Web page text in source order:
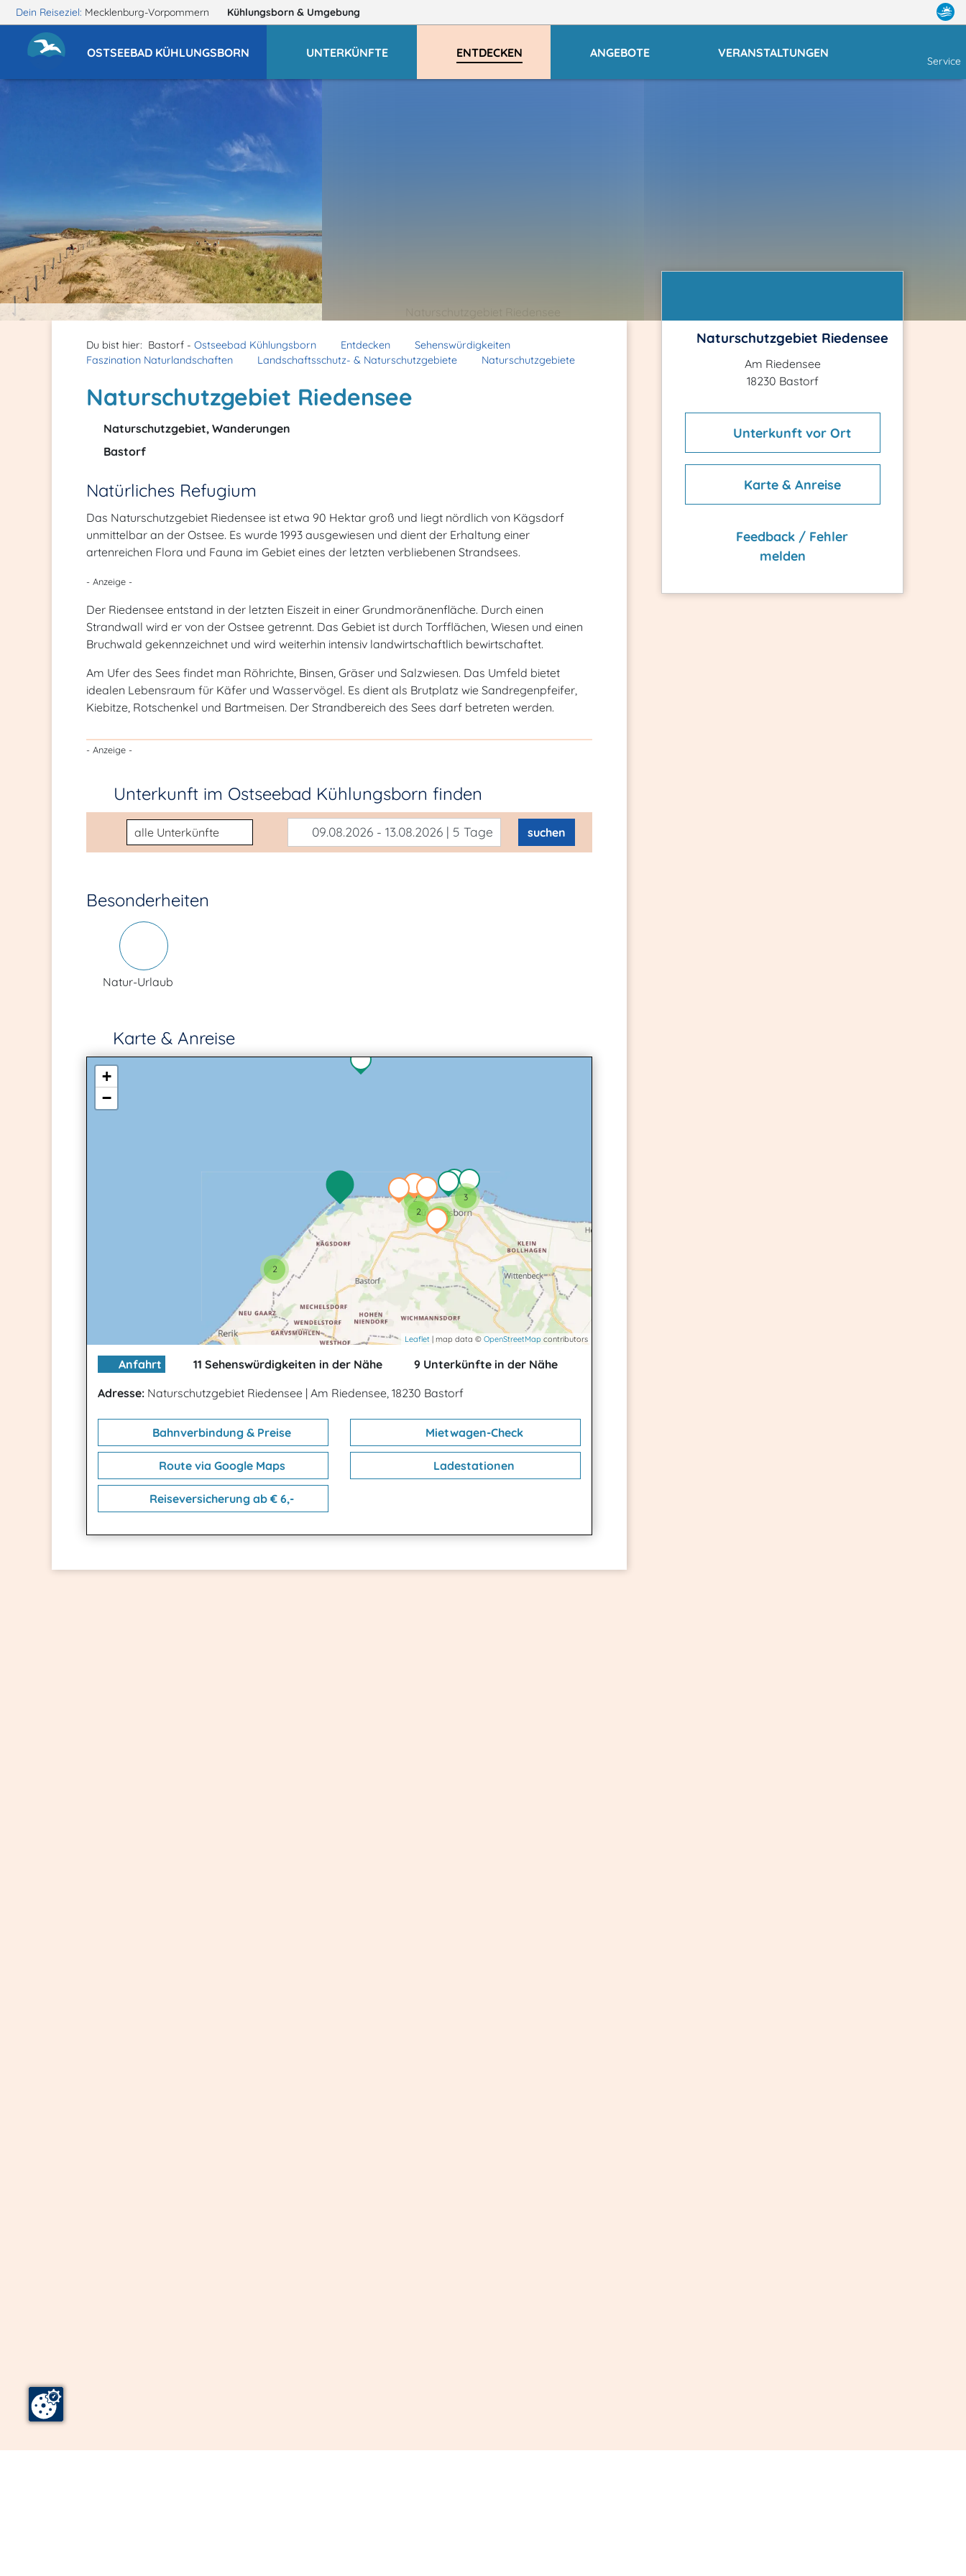
Dein Reiseziel: Mecklenburg-Vorpommern Kühlungsborn & Umgebung
OSTSEEBAD KÜHLUNGSBORN UNTERKÜNFTE ENTDECKEN ANGEBOTE VERANSTALTUNGEN
Service
Du bist hier: Bastorf - Ostseebad Kühlungsborn Entdecken
Sehenswürdigkeiten
Faszination Naturlandschaften
Landschaftsschutz- & Naturschutzgebiete Naturschutzgebiete
Naturschutzgebiet Riedensee
Naturschutzgebiet, Wanderungen
Bastorf
Natürliches Refugium
Das Naturschutzgebiet Riedensee ist etwa 90 Hektar groß und liegt nördlich von Kägsdorf
unmittelbar an der Ostsee. Es wurde 1993 ausgewiesen und dient der Erhaltung einer
artenreichen Flora und Fauna im Gebiet eines der letzten verbliebenen Strandsees.
- Anzeige -
Der Riedensee entstand in der letzten Eiszeit in einer Grundmoränenfläche. Durch einen
Strandwall wird er von der Ostsee getrennt. Das Gebiet ist durch Torfflächen, Wiesen und einen
Bruchwald gekennzeichnet und wird weiterhin intensiv landwirtschaftlich bewirtschaftet.
Am Ufer des Sees findet man Röhrichte, Binsen, Gräser und Salzwiesen. Das Umfeld bietet
idealen Lebensraum für Käfer und Wasservögel. Es dient als Brutplatz wie Sandregenpfeifer,
Kiebitze, Rotschenkel und Bartmeisen. Der Strandbereich des Sees darf betreten werden.
- Anzeige -
Unterkunft im Ostseebad Kühlungsborn finden
Unterkunftsart 09.08.2026 - 13.08.2026 | 5 Tage suchen
Besonderheiten
Natur-Urlaub
Karte & Anreise
2
3
2
2
+
−
Leaflet | map data © OpenStreetMap contributors
Anfahrt 11 Sehenswürdigkeiten in der Nähe
9 Unterkünfte in der Nähe
Adresse: Naturschutzgebiet Riedensee | Am Riedensee, 18230 Bastorf
Bahnverbindung & Preise Mietwagen-Check
Route via Google Maps Ladestationen
Reiseversicherung ab € 6,-
Naturschutzgebiet Riedensee
Am Riedensee
18230 Bastorf
Unterkunft vor Ort
Karte & Anreise
Feedback / Fehler
melden